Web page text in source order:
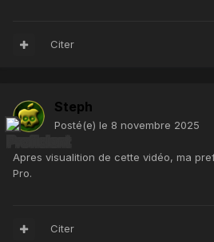
Citer
Steph
Posté(e) le 8 novembre 2025
Apres visualition de cette vidéo, ma
Pro.
Citer